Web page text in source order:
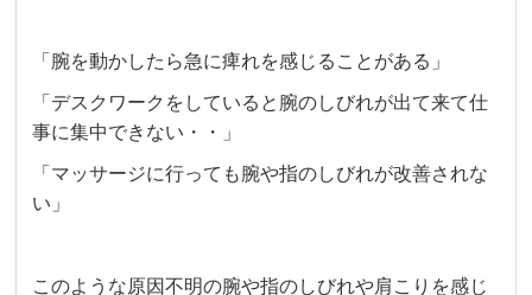
「腕を動かしたら急に痺れを感じることがある」
「デスクワークをしていると腕のしびれが出て来て仕
事に集中できない・・」
「マッサージに行っても腕や指のしびれが改善されな
い」
このような原因不明の腕や指のしびれや肩こりを感じ